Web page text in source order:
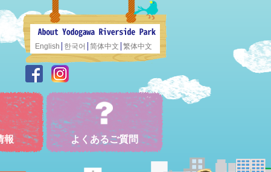
English 한국어 简体中文 繁体中文
報 よくあるご質問